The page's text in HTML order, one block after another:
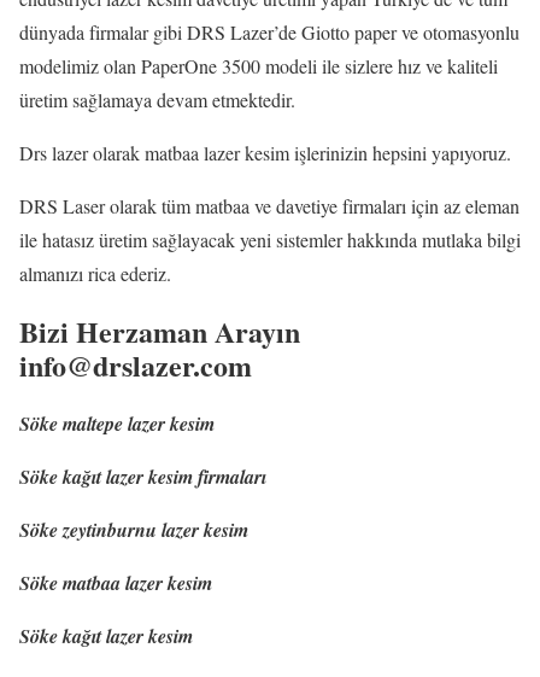
dünyada firmalar gibi DRS Lazer’de Giotto paper ve otomasyonlu
modelimiz olan PaperOne 3500 modeli ile sizlere hız ve kaliteli
üretim sağlamaya devam etmektedir.
Drs lazer olarak matbaa lazer kesim işlerinizin hepsini yapıyoruz.
DRS Laser olarak tüm matbaa ve davetiye firmaları için az eleman
ile hatasız üretim sağlayacak yeni sistemler hakkında mutlaka bilgi
almanızı rica ederiz.
Bizi Herzaman Arayın
info@drslazer.com
Söke maltepe lazer kesim
Söke kağıt lazer kesim firmaları
Söke zeytinburnu lazer kesim
Söke matbaa lazer kesim
Söke kağıt lazer kesim